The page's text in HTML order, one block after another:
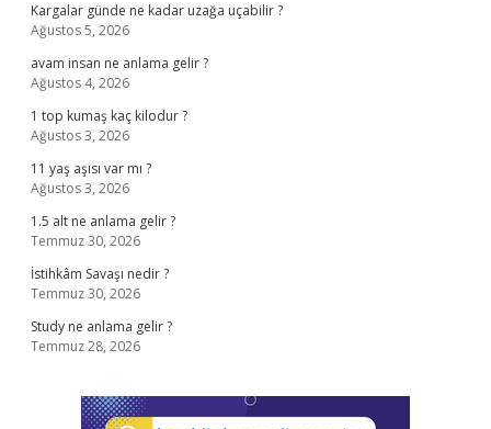
Kargalar günde ne kadar uzağa uçabilir ?
Ağustos 5, 2026
avam insan ne anlama gelir ?
Ağustos 4, 2026
1 top kumaş kaç kilodur ?
Ağustos 3, 2026
11 yaş aşısı var mı ?
Ağustos 3, 2026
1.5 alt ne anlama gelir ?
Temmuz 30, 2026
İstihkâm Savaşı nedir ?
Temmuz 30, 2026
Study ne anlama gelir ?
Temmuz 28, 2026